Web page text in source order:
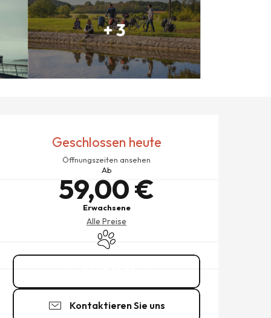
+ 3
Geschlossen heute
Öffnungszeiten ansehen
Ab
59,00 €
Erwachsene
Alle Preise
Tiere erlaubt
Kontaktieren Sie uns